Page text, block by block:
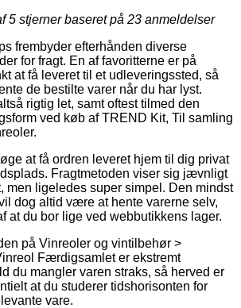
5 stjerner baseret på 23 anmeldelser
frembyder efterhånden diverse
for fragt. En af favoritterne er på
at få leveret til et udleveringssted, så
de bestilte varer når du har lyst.
rigtig let, samt oftest tilmed den
ved køb af TREND Kit, Til samling
at få ordren leveret hjem til dig privat
Fragtmetoden viser sig jævnligt
men ligeledes super simpel. Den mindst
dog altid være at hente varerne selv,
at du bor lige ved webbutikkens lager.
på Vinreoler og vintilbehør >
Færdigsamlet er ekstremt
du mangler varen straks, så herved er
at du studerer tidshorisonten for
vare.